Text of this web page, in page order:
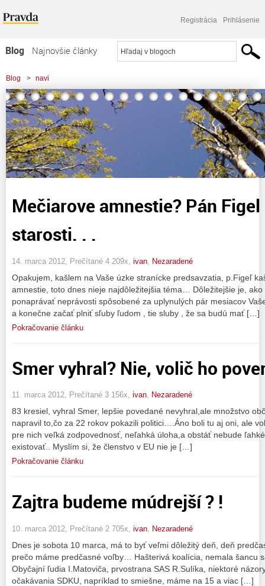
Registrácia Prihlásenie
Blog
Najnovšie články
Najčítanejšie články
Najkomentovanejšie články
Zoznam blogov
Komerčné blogy
Blog > navi
Mečiarove amnestie? Pán
starosti. . .
14. marca 2012, Prečítané 4 209x, ivan Nezaradené
Opakujem, kašlem na Vaše úzke stranícke predsavzatia, p.Figeľ
amnestie, toto dnes nieje najdôležitejšia téma… Dôležitejšie je,
ponaprávať neprávosti spôsobené za uplynulých pár mesiacov
a konečne začať plniť sľuby ľudom , tie sluby , že sa budú mať […]
Pokračovanie článku
Smer vyhral? Nie, volič ho
11. marca 2012, Prečítané 3 156x, ivan, Nezaradené
83 kresiel, vyhral Smer, lepšie povedané nevyhral,ale množstvo
napravil to,čo za 22 rokov pokazili politici….Áno boli tu aj oni, ale
pre nich veľká zodpovednosť, neľahká úloha,a obstáť nebude
existovať.. Myslím si, že členstvo v EU nie je […]
Pokračovanie článku
Zajtra budeme múdrejší ? !
10. marca 2012, Prečítané 2 705x, ivan Nezaradené
Dnes je sobota 10 marca, má to byť veľmi dôležitý deň, deň
prečo máme predčasné voľby… Hašterivá koalícia, nemala šancu
Obyčajní ľudia I.Matoviča, prvostrana SAS R.Sulíka, niektoré
očakávania SDKU, napríklad to smiešne, máme na 15 a viac […]